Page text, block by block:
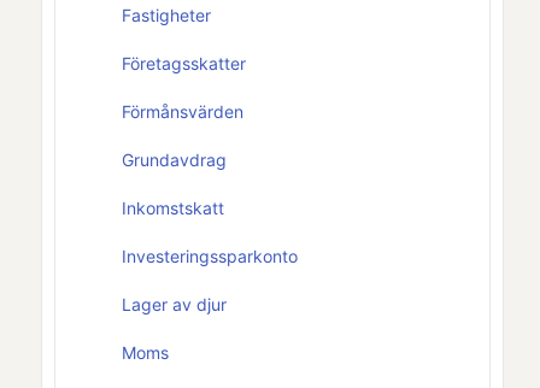
Fastigheter
Företagsskatter
Förmånsvärden
Grundavdrag
Inkomstskatt
Investeringssparkonto
Lager av djur
Moms